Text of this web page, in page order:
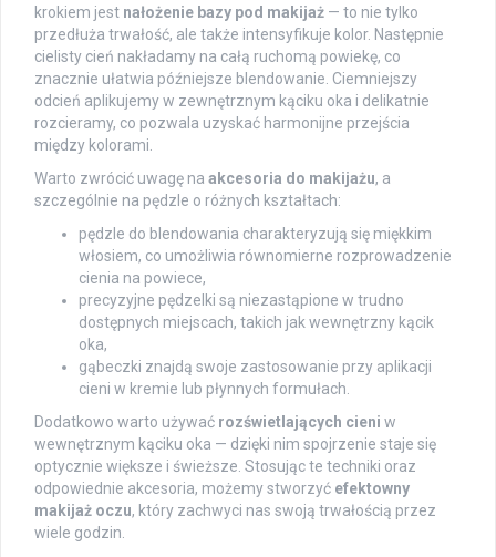
krokiem jest nałożenie bazy pod makijaż — to nie tylko
przedłuża trwałość, ale także intensyfikuje kolor. Następnie
cielisty cień nakładamy na całą ruchomą powiekę, co
znacznie ułatwia późniejsze blendowanie. Ciemniejszy
odcień aplikujemy w zewnętrznym kąciku oka i delikatnie
rozcieramy, co pozwala uzyskać harmonijne przejścia
między kolorami.
Warto zwrócić uwagę na akcesoria do makijażu, a
szczególnie na pędzle o różnych kształtach:
pędzle do blendowania charakteryzują się miękkim
włosiem, co umożliwia równomierne rozprowadzenie
cienia na powiece,
precyzyjne pędzelki są niezastąpione w trudno
dostępnych miejscach, takich jak wewnętrzny kącik
oka,
gąbeczki znajdą swoje zastosowanie przy aplikacji
cieni w kremie lub płynnych formułach.
Dodatkowo warto używać rozświetlających cieni w
wewnętrznym kąciku oka — dzięki nim spojrzenie staje się
optycznie większe i świeższe. Stosując te techniki oraz
odpowiednie akcesoria, możemy stworzyć efektowny
makijaż oczu, który zachwyci nas swoją trwałością przez
wiele godzin.